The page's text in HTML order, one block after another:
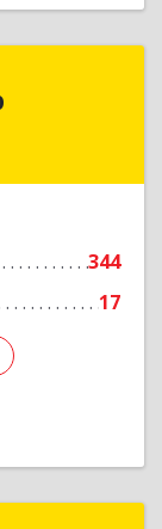
344
17
на-
Подробнее